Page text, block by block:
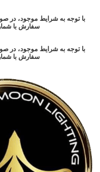
با توجه به شرایط موجود،
سفارش با
با توجه به شرایط موجود،
سفارش با